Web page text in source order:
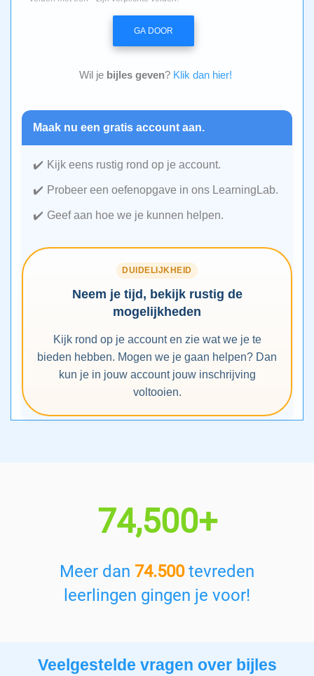
GA DOOR
Wil je bijles geven? Klik dan hier!
Maak nu een gratis account aan.
Kijk eens rustig rond op je account.
Probeer een oefenopgave in ons LearningLab.
Geef aan hoe we je kunnen helpen.
DUIDELIJKHEID
Neem je tijd, bekijk rustig de
mogelijkheden
Kijk rond op je account en zie wat we je te
bieden hebben. Mogen we je gaan helpen? Dan
kun je in jouw account jouw inschrijving
voltooien.
74,500+
Meer dan 74.500tevreden
leerlingen gingen je voor!
Veelgestelde vragen over bijles